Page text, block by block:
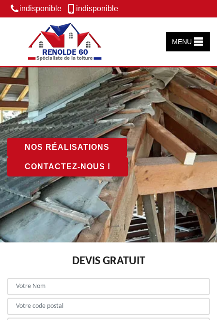
indisponible indisponible
MENU
NOS RÉALISATIONS
CONTACTEZ-NOUS !
DEVIS GRATUIT